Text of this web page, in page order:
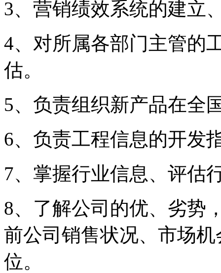
3、营销绩效系统的建立
4、对所属各部门主管的
估。
5、负责组织新产品在全
6、负责工程信息的开发
7、掌握行业信息、评估
8、了解公司的优、劣势
前公司销售状况、市场
位。